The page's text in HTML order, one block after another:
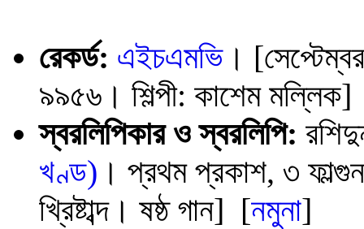
রেকর্ড: এইচএমভি ।
৯৯৫৬। শিল্পী: কাশেম মল্লিক]
স্বরলিপিকার ও স্বরলিপি:
খণ্ড) । প্রথম প্রকাশ, ৩
খ্রিষ্টাব্দ। ষষ্ঠ গান] [নমুনা]